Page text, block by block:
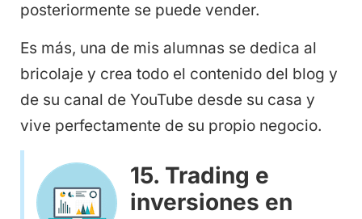
posteriormente se puede vender.
Es más, una de mis alumnas se dedica al
bricolaje y crea todo el contenido del blog y
de su canal de YouTube desde su casa y
vive perfectamente de su propio negocio.
15. Trading e
inversiones en